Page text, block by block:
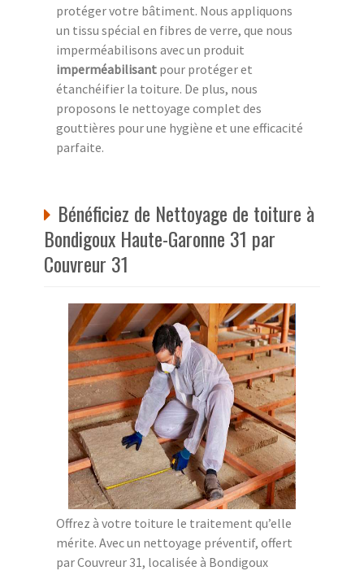
protéger votre bâtiment. Nous appliquons
un tissu spécial en fibres de verre, que nous
imperméabilisons avec un produit
imperméabilisant pour protéger et
étanchéifier la toiture. De plus, nous
proposons le nettoyage complet des
gouttières pour une hygiène et une efficacité
parfaite.
Bénéficiez de Nettoyage de toiture à
Bondigoux Haute-Garonne 31 par
Couvreur 31
Offrez à votre toiture le traitement qu’elle
mérite. Avec un nettoyage préventif, offert
par Couvreur 31, localisée à Bondigoux